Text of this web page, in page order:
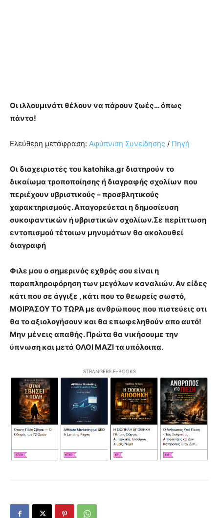
Οι ιλλουμινάτι θέλουν να πάρουν ζωές… όπως
πάντα!
Ελεύθερη μετάφραση: Αφύπνιση Συνείδησης / Πηγή
Οι διαχειριστές του katohika.gr διατηρούν το
δικαίωμα τροποποίησης ή διαγραφής σχολίων που
περιέχουν υβριστικούς – προσβλητικούς
χαρακτηρισμούς. Απαγορεύεται η δημοσίευση
συκοφαντικών ή υβριστικών σχολίων.Σε περίπτωση
εντοπισμού τέτοιων μηνυμάτων θα ακολουθεί
διαγραφή
Φιλε μου ο σημερινός εχθρός σου είναι η
παραπληροφόρηση των μεγάλων καναλιών. Αν είδες
κάτι που σε άγγιξε , κάτι που το θεωρείς σωστό,
ΜΟΙΡΆΣΟΥ ΤΟ ΤΩΡΑ με ανθρώπους που πιστεύεις οτι
θα το αξιολογήσουν και θα επωφεληθούν απο αυτό!
Μην μένεις απαθής. Πρώτα θα νικήσουμε την
ύπνωση και μετά ΟΛΟΙ ΜΑΖΙ τα υπόλοιπα.
STRANGERS E-BOOKS